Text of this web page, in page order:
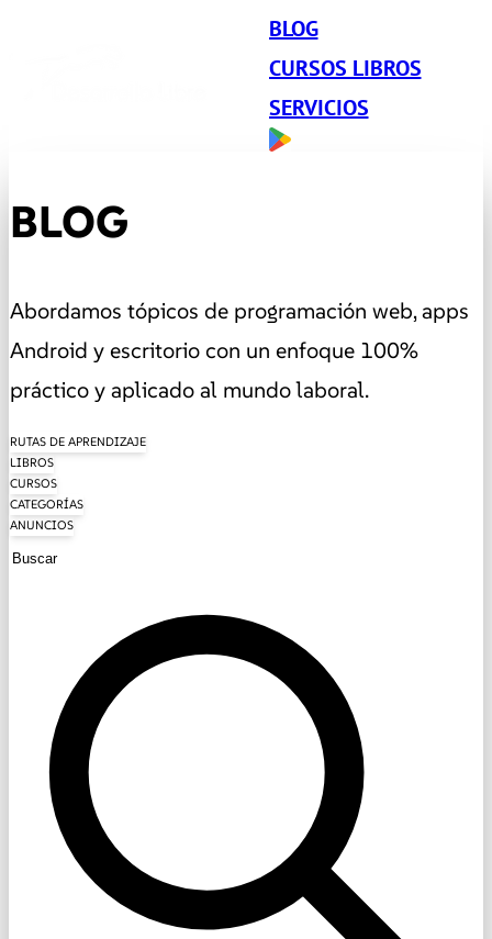
BLOG
CURSOS LIBROS
SERVICIOS
BLOG
Abordamos tópicos de programación web, apps
Android y escritorio con un enfoque 100%
práctico y aplicado al mundo laboral.
RUTAS DE APRENDIZAJE
LIBROS
CURSOS
CATEGORÍAS
ANUNCIOS